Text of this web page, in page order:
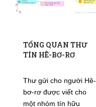
TỔNG QUAN THƯ
TÍN HÊ-BƠ-RƠ
Thư gửi cho người Hê-
bơ-rơ được viết cho
một nhóm tín hữu